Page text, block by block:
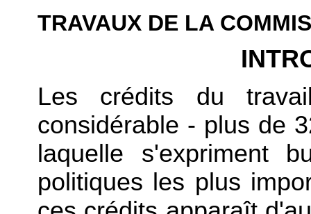
TRAVAUX DE LA
Les crédits du
considérable - plus de
laquelle s'expriment
politiques les plus